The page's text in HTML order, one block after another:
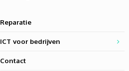
Reparatie
ICT voor bedrijven
Contact